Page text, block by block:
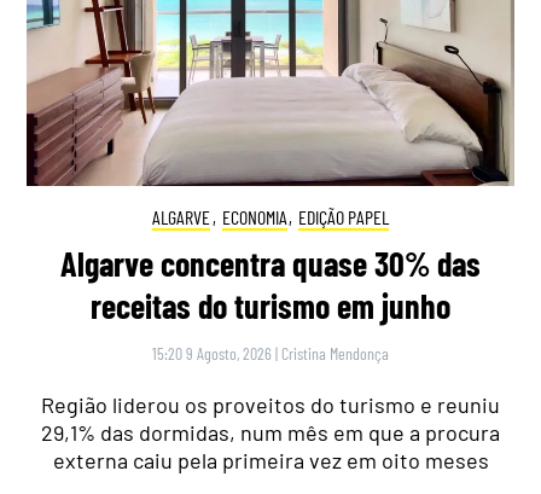
ALGARVE, ECONOMIA, EDIÇÃO PAPEL
Algarve concentra quase 30% das
receitas do turismo em junho
15:20 9 Agosto, 2026 | Cristina Mendonça
Região liderou os proveitos do turismo e reuniu
29,1% das dormidas, num mês em que a procura
externa caiu pela primeira vez em oito meses